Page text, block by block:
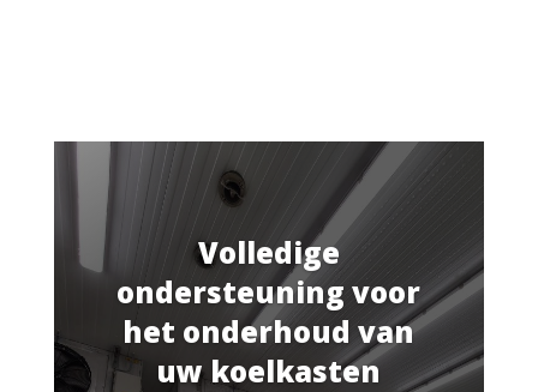
Volledige
ondersteuning voor
het onderhoud van
uw koelkasten